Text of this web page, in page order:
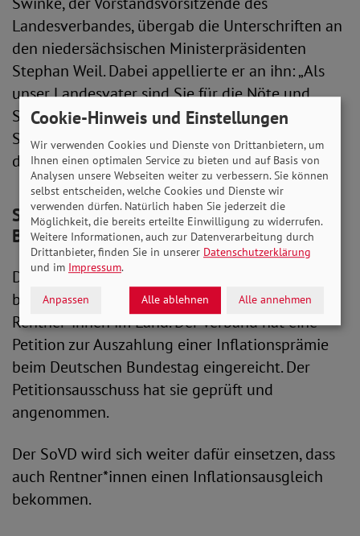
Landesverbandes, übergab die Unterschriften an
den niedersächsischen Ministerpräsidenten
Stephan Weil. Dabei appellierte er an ihn: „Als
unser Landesvater sind Sie für die Nöte und
Sorgen der Menschen im Land verantwortlich.
Setzen Sie sich dafür ein und sorgen Sie dafür,
dass diese Ungerechtigkeit ein Ende hat.“
SoVD-Petition für Inflationsprämie beim
Bundestag
Der SoVD engagiert sich zudem auf
bundespolitischer Ebene für die Belange der
Rentner*innen im Land. Der Verband hat eine
Petition zur Auszahlung einer Inflationsprämie
beim Deutschen Bundestag eingereicht. Der
Petitionsausschuss hat sie geprüft und
angenommen.
Der SoVD wird sich weiter dafür einsetzen, dass
auch Rentner*innen einen Inflationsausgleich
bekommen.
Cookie-Hinweis und Einstellungen
Wir verwenden Cookies und Dienste von Drittanbietern, um
Ihnen einen optimalen Service zu bieten und auf Basis von
Analysen unsere Webseiten weiter zu verbessern. Sie können
selbst entscheiden, welche Cookies und Dienste wir
verwenden dürfen. Natürlich haben Sie jederzeit die
Möglichkeit, die bereits erteilte Einwilligung zu widerrufen.
Weitere Informationen, auch zur Datenverarbeitung durch
Drittanbieter, finden Sie in unserer Datenschutzerklärung
und im Impressum.
Anpassen Alle ablehnen Alle annehmen